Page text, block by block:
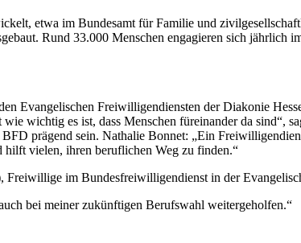
etwa im Bundesamt für Familie und
Rund 33.000 Menschen engagieren sich jährlich
Evangelischen Freiwilligendiensten der Diakonie
wichtig es ist, dass Menschen füreinander da sind“,
prägend sein. Nathalie Bonnet: „Ein
hilft vielen, ihren beruflichen Weg zu finden.“
im Bundesfreiwilligendienst in der
bei meiner zukünftigen Berufswahl weitergeholfen.“